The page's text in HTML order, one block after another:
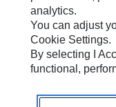
Informazioni Legali
Tutela Della Privacy
Europe - Italian© 2026
analytics.
You can adjust
Cookie Settings.
By selecting I
functional,